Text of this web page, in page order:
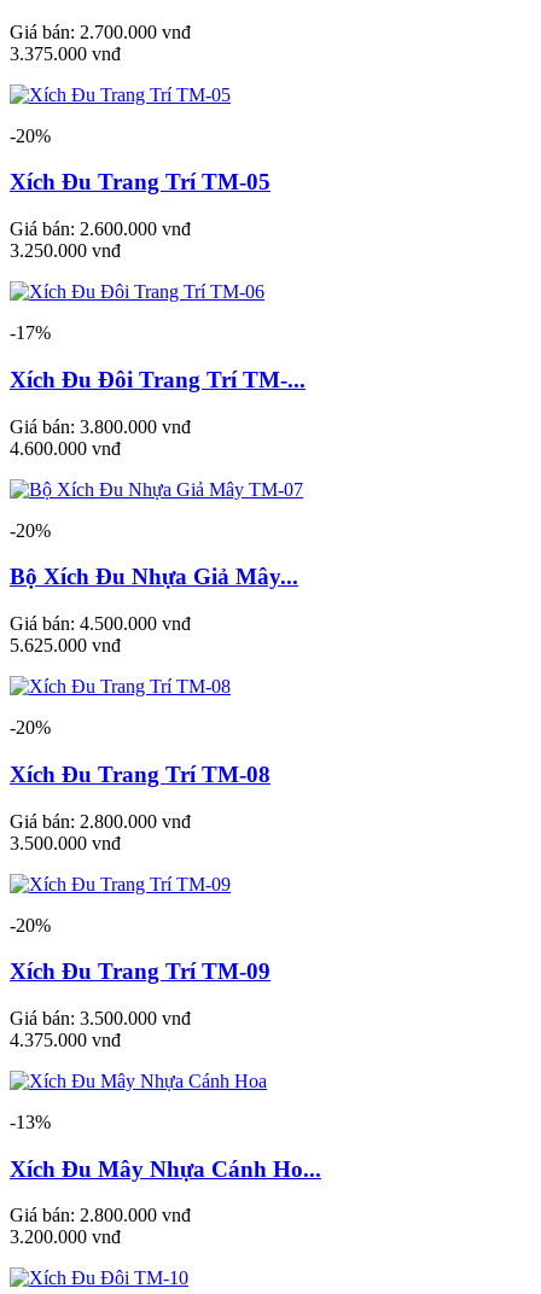
Giá bán: 2.700.000 vnđ
3.375.000 vnđ
-20%
Xích Đu Trang Trí TM-05
Giá bán: 2.600.000 vnđ
3.250.000 vnđ
-17%
Xích Đu Đôi Trang Trí TM-...
Giá bán: 3.800.000 vnđ
4.600.000 vnđ
-20%
Bộ Xích Đu Nhựa Giả Mây...
Giá bán: 4.500.000 vnđ
5.625.000 vnđ
-20%
Xích Đu Trang Trí TM-08
Giá bán: 2.800.000 vnđ
3.500.000 vnđ
-20%
Xích Đu Trang Trí TM-09
Giá bán: 3.500.000 vnđ
4.375.000 vnđ
-13%
Xích Đu Mây Nhựa Cánh Ho...
Giá bán: 2.800.000 vnđ
3.200.000 vnđ